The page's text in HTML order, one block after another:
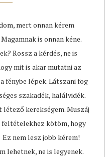
mert onnan kérem
is onnan kéne.
Rossz a kérdés, ne is
mit is akar mutatni az
fénybe lépek. Látszani fog
szakadék, halálvidék.
kerekségem. Muszáj
feltételekhez kötöm, hogy
nem lesz jobb kérem!
lehetnek, ne is legyenek.